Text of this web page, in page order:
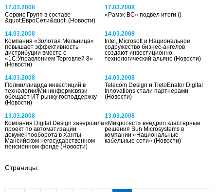
17.03.2008
Сервис Групп в составе
&quot;ЕвроСети&quot; (Новости)
17.03.2008
«Рамэк-ВС» подвел итоги()
14.03.2008
Компания «Золотая Мельница»
повышает эффективность
дистрибуции вместе с
«1С:Управлением Торговлей 8»
(Новости)
14.03.2008
Intel, Microsoft и Национальное
содружество бизнес-ангелов
создают инвестиционно-
технологический альянс(Новости)
14.03.2008
Полмиллиарда инвестиций в
технологии/Мининформсвязи
обещает ИТ-рынку господдержку
(Новости)
14.03.2008
Telecom Design и TietoEnator Digital
Innovations стали партнерами
(Новости)
13.03.2008
Компания Digital Design завершила
проект по автоматизации
документооборота в Ханты-
Мансийском негосударственном
пенсионном фонде (Новости)
13.03.2008
«Микротест» внедрил кластерные
решения Sun Microsystems в
компании «Национальные
кабельные сети»(Новости)
Страницы: